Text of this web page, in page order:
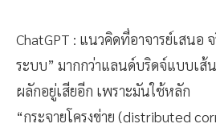
ChatGPT : แนวคิดที่อาจารย์เสนอ
ระบบ” มากกว่าแลนด์บริดจ์แบบเส้
ผลักอยู่เสียอีก เพราะมันใช้หลัก
“กระจายโครงข่าย (distributed